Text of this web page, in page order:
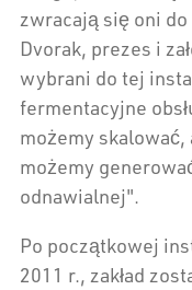
zwracają się oni do
Dvorak, prezes i
wybrani do tej
fermentacyjne
możemy
możemy
odnawialnej".
Po początkowej
2011 r., zakład